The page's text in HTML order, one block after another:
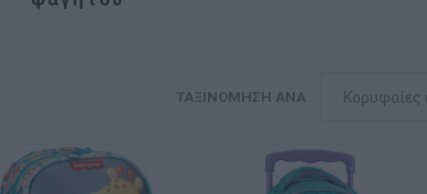
ΤΑΞΙΝΌΜΗΣΗ ΑΝΆ